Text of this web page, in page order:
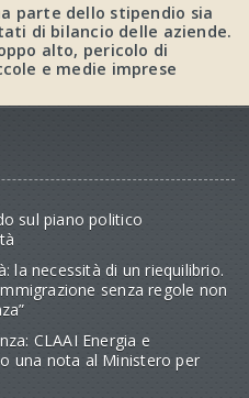
parte dello stipendio sia
di bilancio delle aziende.
alto, pericolo di
e medie imprese
sul piano politico
la necessità di un riequilibrio.
senza regole non
CLAAI Energia e
una nota al Ministero per